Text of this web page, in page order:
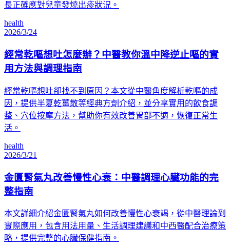
長正確應對兒童發燒出疹狀況。
health
2026/3/24
經常乾嘔想吐怎麼辦？中醫教你溫中降逆止嘔的實
用方法與調理指南
經常乾嘔想吐卻找不到原因？本文從中醫角度解析乾嘔的成
因，提供半夏乾薑散等經典方劑介紹，並分享實用的飲食調
整、穴位按摩方法，幫助你有效改善胃部不適，恢復正常生
活。
health
2026/3/21
金匱腎氣丸改善慢性心衰：中醫調理心臟功能的完
整指南
本文詳細介紹金匱腎氣丸如何改善慢性心衰竭，從中醫理論到
實際應用，包含用法用量、生活調理建議和中西醫配合治療策
略，提供完整的心臟保健指南。